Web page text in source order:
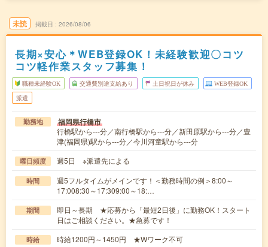
未読 掲載日 2026/08/06
長期×安心＊WEB登録OK！未経験歓迎〇コツ
コツ軽作業スタッフ募集！
職種未経験OK 交通費別途支給あり 土日祝日が休み WEB登録OK
派遣
勤務地 福岡県行橋市
行橋駅から---分／南行橋駅から---分／新田原駅から---分／豊
津(福岡県)駅から---分／今川河童駅から---分
曜日頻度 週5日 ※派遣先による
時間
週5フルタイムがメインです！＜勤務時間の例＞8:00～
17:008:30～17:309:00～18:…
期間
即日～長期 ★応募から「最短2日後」に勤務OK！スタート
日はご相談ください。★急募です！
時給 時給1200円～1450円 ★Wワーク不可